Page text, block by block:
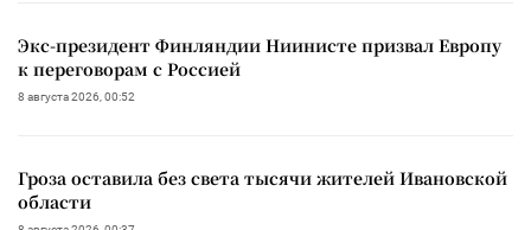
Экс-президент Финляндии Ниинисте призвал Европу
к переговорам с Россией
8 августа 2026, 00:52
Гроза оставила без света тысячи жителей Ивановской
области